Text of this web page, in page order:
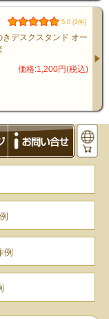
意してお
5.0 (2件)
デスクスタンド オー
価格:1,200円(税込)
例